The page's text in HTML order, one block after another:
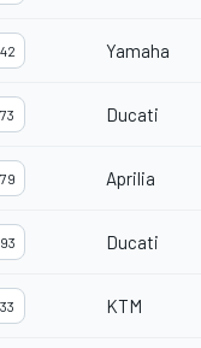
42 Yamaha
73 Ducati
79 Aprilia
93 Ducati
33 KTM